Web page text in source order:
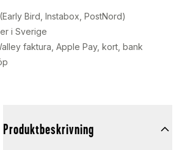
Bird, Instabox, PostNord)
i Sverige
faktura, Apple Pay, kort, bank
Produktbeskrivning